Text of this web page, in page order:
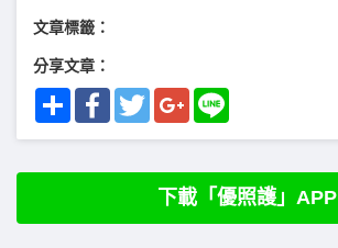
文章標籤：
分享文章：
Share FacebookTwitterGoogle+
下載「優照護」APP